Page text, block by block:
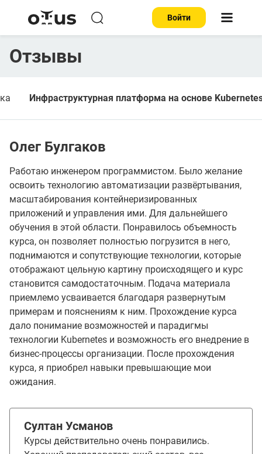
Войти
Отзывы
Инфраструктурная платформа на основе
Олег Булгаков
Работаю инженером программистом. Было желание
освоить технологию автоматизации развёртывания,
масштабирования контейнеризированных
приложений и управления ими. Для дальнейшего
обучения в этой области. Понравилось объемность
курса, он позволяет полностью погрузится в него,
поднимаются и сопутствующие технологии, которые
отображают цельную картину происходящего и курс
становится самодостаточным. Подача материала
приемлемо усваивается благодаря развернутым
примерам и пояснениям к ним. Прохождение курса
дало понимание возможностей и парадигмы
технологии Kubernetes и возможность его внедрение в
бизнес-процессы организации. После прохождения
курса, я приобрел навыки превышающие мои
ожидания.
Султан Усманов
Курсы действительно очень понравились.